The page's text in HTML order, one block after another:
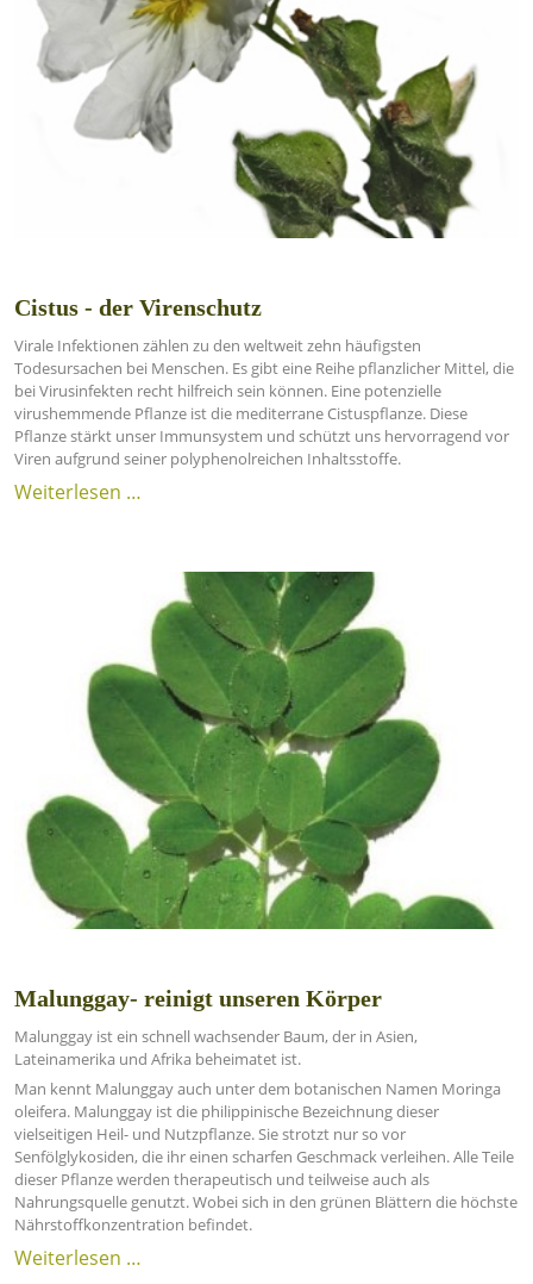
Cistus - der Virenschutz
Virale Infektionen zählen zu den weltweit zehn häufigsten
Todesursachen bei Menschen. Es gibt eine Reihe pflanzlicher Mittel, die
bei Virusinfekten recht hilfreich sein können. Eine potenzielle
virushemmende Pflanze ist die mediterrane Cistuspflanze. Diese
Pflanze stärkt unser Immunsystem und schützt uns hervorragend vor
Viren aufgrund seiner polyphenolreichen Inhaltsstoffe.
Weiterlesen …
Malunggay- reinigt unseren Körper
Malunggay ist ein schnell wachsender Baum, der in Asien,
Lateinamerika und Afrika beheimatet ist.
Man kennt Malunggay auch unter dem botanischen Namen Moringa
oleifera. Malunggay ist die philippinische Bezeichnung dieser
vielseitigen Heil- und Nutzpflanze. Sie strotzt nur so vor
Senfölglykosiden, die ihr einen scharfen Geschmack verleihen. Alle Teile
dieser Pflanze werden therapeutisch und teilweise auch als
Nahrungsquelle genutzt. Wobei sich in den grünen Blättern die höchste
Nährstoffkonzentration befindet.
Weiterlesen …